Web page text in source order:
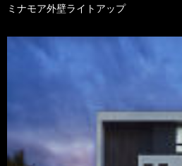
ミナモア外壁ライトアップ